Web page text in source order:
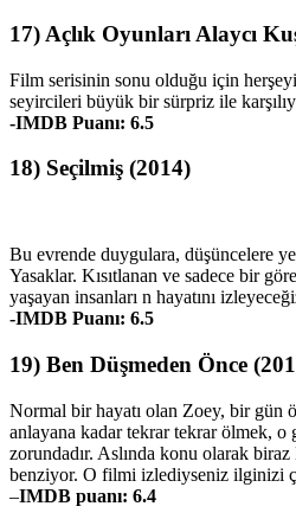
17) Açlık Oyunları Alaycı
Film serisinin sonu olduğu için
seyircileri büyük bir sürpriz ile
-IMDB Puanı: 6.5
18) Seçilmiş (2014)
Bu evrende duygulara, düşüncelere
Yasaklar. Kısıtlanan ve sadece bir
yaşayan insanları n hayatını
-IMDB Puanı: 6.5
19) Ben Düşmeden Önce
Normal bir hayatı olan Zoey, bir gün
anlayana kadar tekrar tekrar ölmek, o
zorundadır. Aslında konu olarak
benziyor. O filmi izlediyseniz ilginizi
–IMDB puanı: 6.4